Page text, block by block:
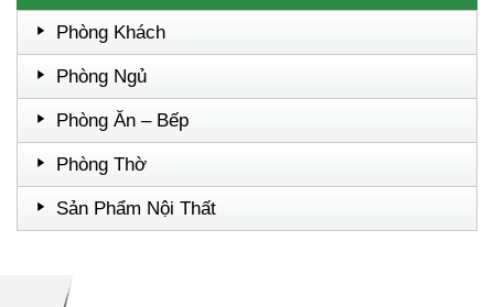
Phòng Khách
Phòng Ngủ
Phòng Ăn – Bếp
Phòng Thờ
Sản Phẩm Nội Thất